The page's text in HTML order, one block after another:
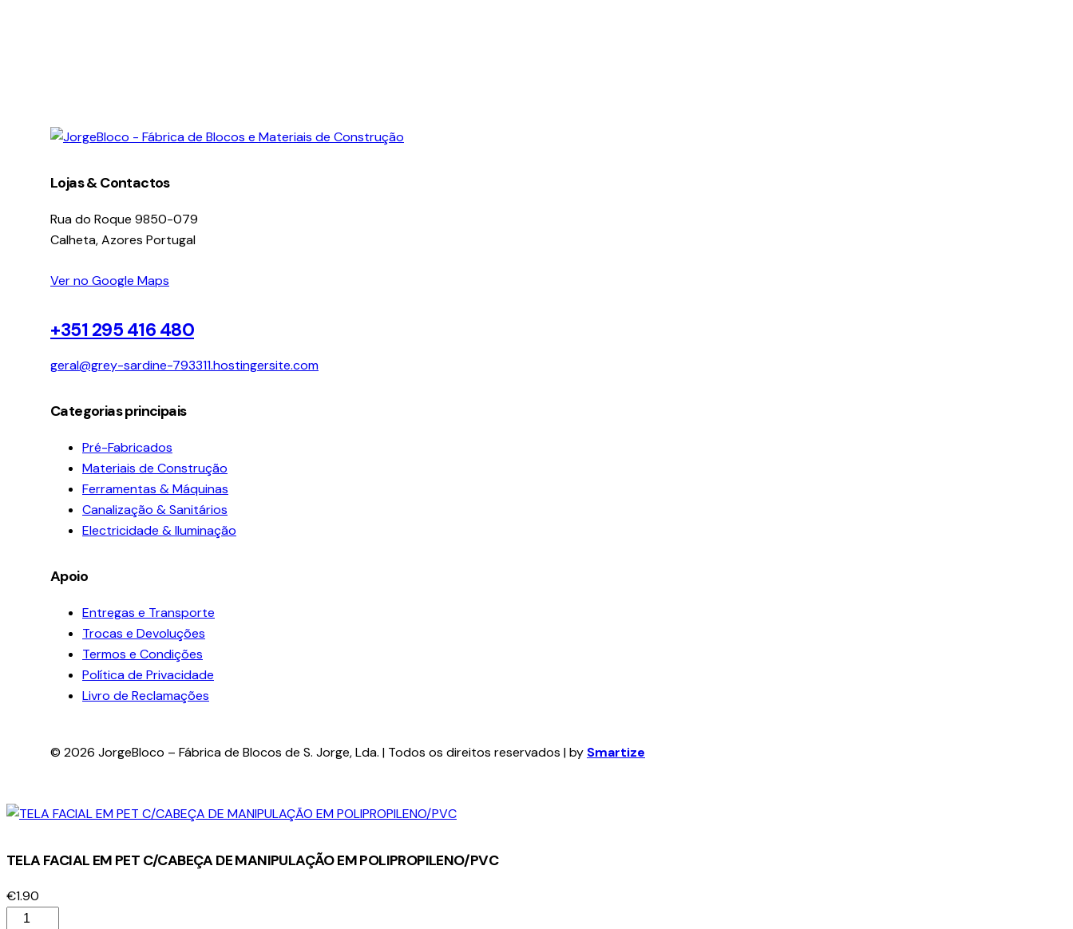
1Lojas & Contactos
Rua do Roque 9850-079
Calheta, Azores Portugal
Ver no Google Maps
+351 295 416 480
geral@grey-sardine-793311.hostingersite.com
Categorias principais
Pré-Fabricados
Materiais de Construção
Ferramentas & Máquinas
Canalização & Sanitários
Electricidade & Iluminação
Apoio
Entregas e Transporte
Trocas e Devoluções
Termos e Condições
Política de Privacidade
Livro de Reclamações
© 2026 JorgeBloco – Fábrica de Blocos de S. Jorge, Lda. | Todos os direitos reservados | by Smartize
TELA FACIAL EM PET C/CABEÇA DE MANIPULAÇÃO EM POLIPROPILENO/PVC
€1.90
Quantidade